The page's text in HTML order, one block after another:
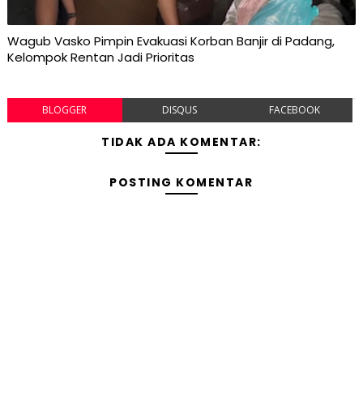
Wagub Vasko Pimpin Evakuasi Korban Banjir di Padang,
Kelompok Rentan Jadi Prioritas
BLOGGER DISQUS FACEBOOK
TIDAK ADA KOMENTAR:
POSTING KOMENTAR